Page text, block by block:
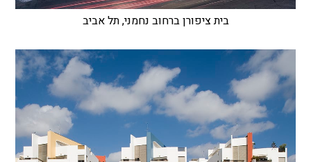
בית ציפורן ברחוב נחמני, תל אביב